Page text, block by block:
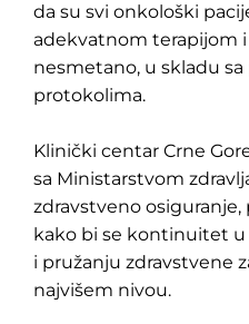
da su svi onkološki
adekvatnom terapijom
nesmetano, u skladu
protokolima.
Klinički centar Crne
sa Ministarstvom
zdravstveno
kako bi se kontinuitet
i pružanju zdravstvene
najvišem nivou.